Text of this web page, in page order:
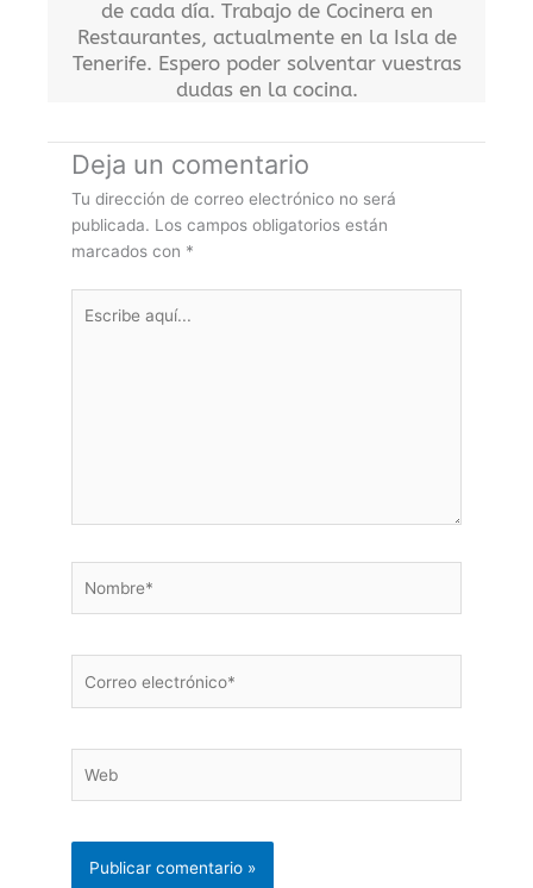
de cada día. Trabajo de Cocinera en
Restaurantes, actualmente en la Isla de
Tenerife. Espero poder solventar vuestras
dudas en la cocina.
Deja un comentario
Tu dirección de correo electrónico no será
publicada. Los campos obligatorios están
marcados con *
aquí...
electrónico*